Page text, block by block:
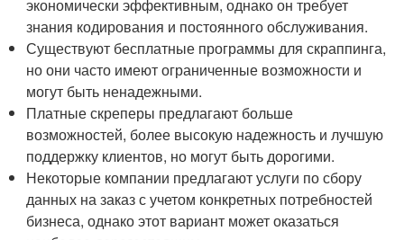
экономически эффективным, однако он требует
знания кодирования и постоянного обслуживания.
Существуют бесплатные программы для скраппинга,
но они часто имеют ограниченные возможности и
могут быть ненадежными.
Платные скреперы предлагают больше
возможностей, более высокую надежность и лучшую
поддержку клиентов, но могут быть дорогими.
Некоторые компании предлагают услуги по сбору
данных на заказ с учетом конкретных потребностей
бизнеса, однако этот вариант может оказаться